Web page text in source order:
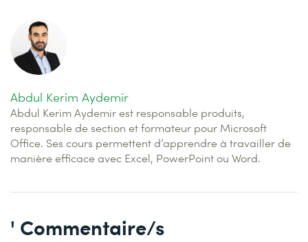
Abdul Kerim Aydemir
Abdul Kerim Aydemir est responsable produits,
responsable de section et formateur pour Microsoft
Office. Ses cours permettent d’apprendre à travailler de
manière efficace avec Excel, PowerPoint ou Word.
' Commentaire/s